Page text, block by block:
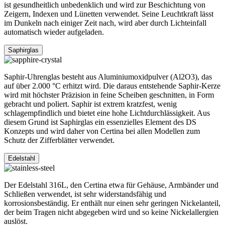
ist gesundheitlich unbedenklich und wird zur Beschichtung von
Zeigern, Indexen und Lünetten verwendet. Seine Leuchtkraft lässt
im Dunkeln nach einiger Zeit nach, wird aber durch Lichteinfall
automatisch wieder aufgeladen.
Saphirglas
Saphir-Uhrenglas besteht aus Aluminiumoxidpulver (Al2O3), das
auf über 2.000 °C erhitzt wird. Die daraus entstehende Saphir-Kerze
wird mit höchster Präzision in feine Scheiben geschnitten, in Form
gebracht und poliert. Saphir ist extrem kratzfest, wenig
schlagempfindlich und bietet eine hohe Lichtdurchlässigkeit. Aus
diesem Grund ist Saphirglas ein essenzielles Element des DS
Konzepts und wird daher von Certina bei allen Modellen zum
Schutz der Zifferblätter verwendet.
Edelstahl
Der Edelstahl 316L, den Certina etwa für Gehäuse, Armbänder und
Schließen verwendet, ist sehr widerstandsfähig und
korrosionsbeständig. Er enthält nur einen sehr geringen Nickelanteil,
der beim Tragen nicht abgegeben wird und so keine Nickelallergien
auslöst.